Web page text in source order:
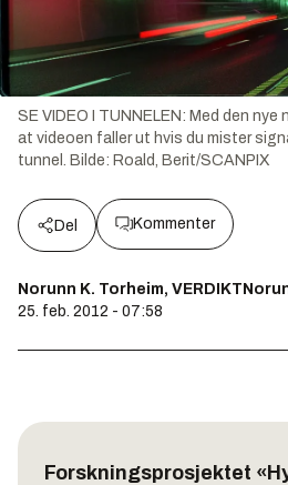
SE VIDEO I TUNNELEN: Med den
at videoen faller ut hvis du mister
tunnel.
Bilde: Roald, Berit/SCANPIX
Del Kommenter
Norunn K. Torheim,
25. feb. 2012 - 07:58
Forskningsprosjektet